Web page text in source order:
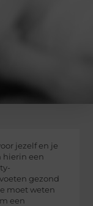
jezelf en je
hierin een
gezond
moet weten
een